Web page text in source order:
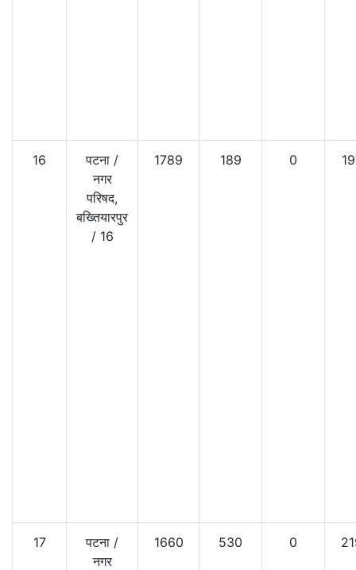
16 पटना /
नगर
परिषद,
बख्तियारपुर
/ 16
1789 189 0
17 पटना /
नगर
1660 530 0